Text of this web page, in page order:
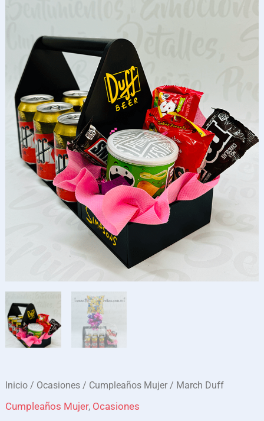
Inicio / Ocasiones / Cumpleaños Mujer / March Duff
Cumpleaños Mujer, Ocasiones